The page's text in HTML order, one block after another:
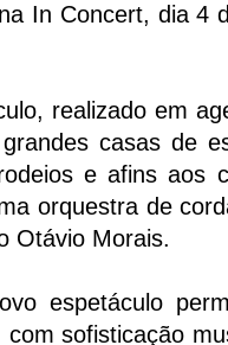
In Concert, dia 4
realizado em
casas de
e afins aos
orquestra de
Otávio Morais.
espetáculo
sofisticação